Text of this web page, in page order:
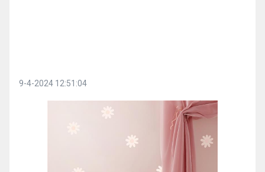
9-4-2024 12:51:04